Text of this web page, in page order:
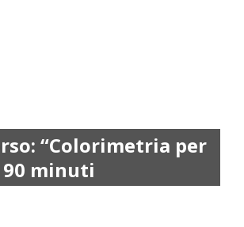
“Colorimetria per
minuti